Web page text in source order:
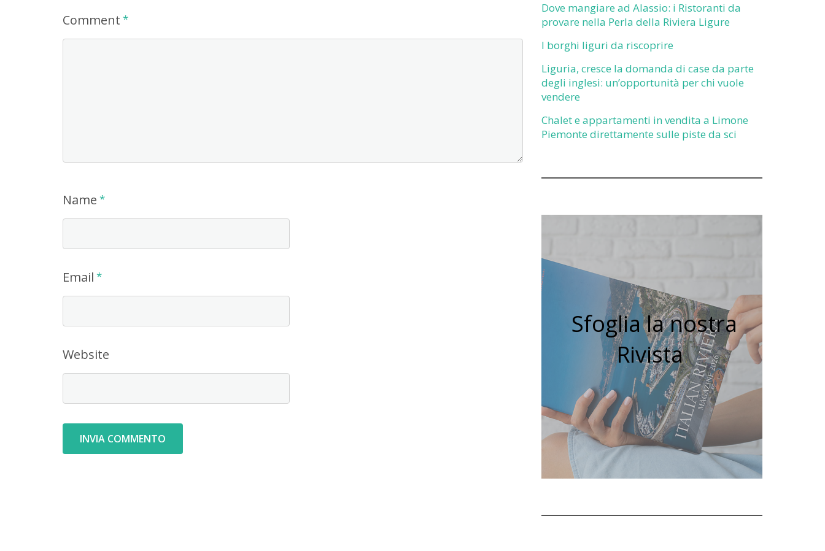
Comment *
Name *
Email *
Website
Dove mangiare ad Alassio: i Ristoranti da
provare nella Perla della Riviera Ligure
I borghi liguri da riscoprire
Liguria, cresce la domanda di case da parte
degli inglesi: un’opportunità per chi vuole
vendere
Chalet e appartamenti in vendita a Limone
Piemonte direttamente sulle piste da sci
Sfoglia la nostra
Rivista